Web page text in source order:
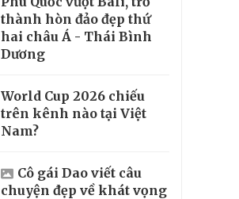
thành hòn đảo đẹp thứ
hai châu Á - Thái Bình
Dương
World Cup 2026 chiếu
trên kênh nào tại Việt
Nam?
Cô gái Dao viết câu
chuyện đẹp về khát vọng